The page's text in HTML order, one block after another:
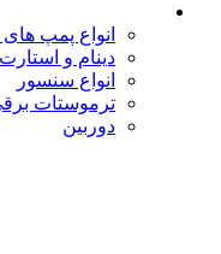
انواع پمپ
دینام و استارت
انواع سنسور
ترموستات
دوربین